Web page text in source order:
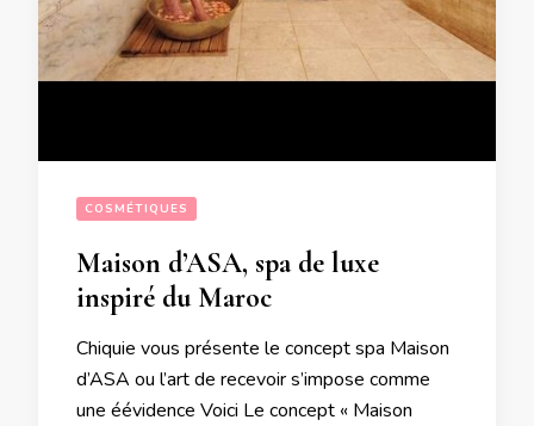
COSMÉTIQUES
Maison d’ASA, spa de luxe
inspiré du Maroc
Chiquie vous présente le concept spa Maison
d’ASA ou l’art de recevoir s’impose comme
une éévidence Voici Le concept « Maison